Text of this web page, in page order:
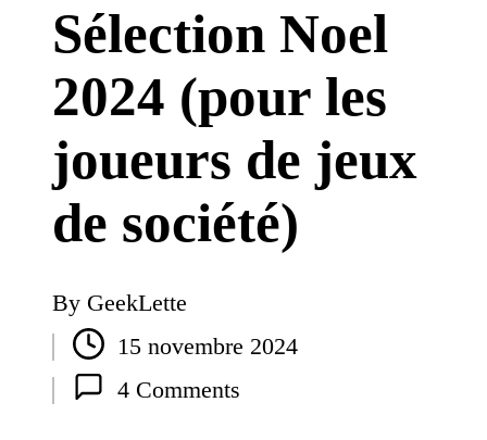
Sélection Noel
2024 (pour les
joueurs de jeux
de société)
Posted
by
By GeekLette
15 novembre 2024
4 Comments